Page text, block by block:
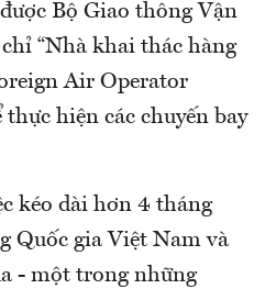
Bộ Giao thông Vận
“Nhà khai thác hàng
Air Operator
hiện các chuyến bay
kéo dài hơn 4 tháng
Quốc gia Việt Nam và
- một trong những